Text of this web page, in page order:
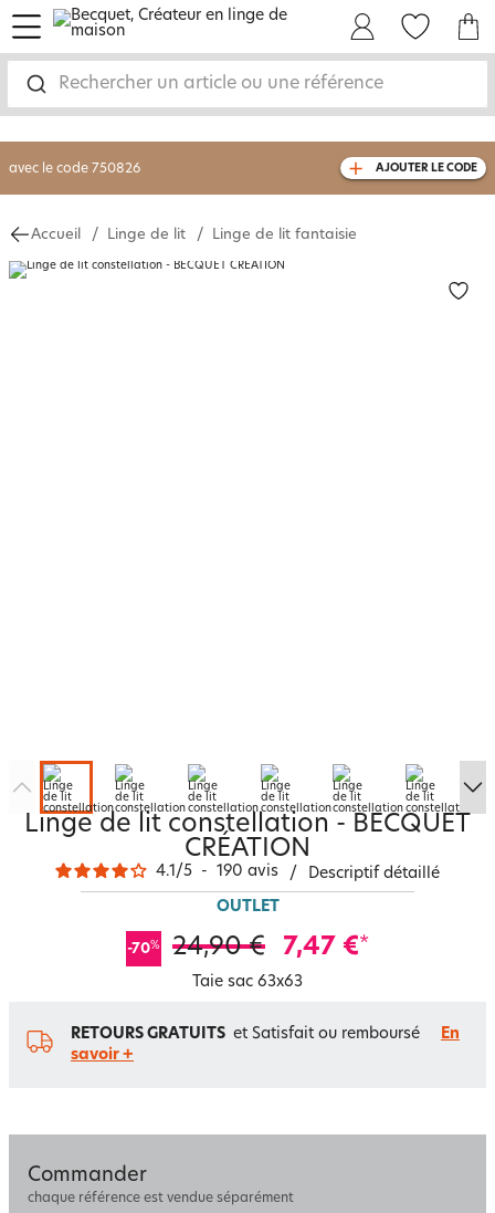
Rechercher un article ou une référence
menu
-30% sur votre commandedès 2 articles
livraison GRATUITEdès 110€ d'achat
avec le code 750826 AJOUTER LE CODE
Accueil Linge de lit Linge de lit fantaisie
Linge de lit constellation - BECQUET
CRÉATION
4.1/5 - 190 avis / Descriptif détaillé
OUTLET
-70% 24,90 € 7,47 €*
Taie sac 63x63
RETOURS GRATUITS et Satisfait ou remboursé
En
savoir +
Commander
chaque référence est vendue séparément